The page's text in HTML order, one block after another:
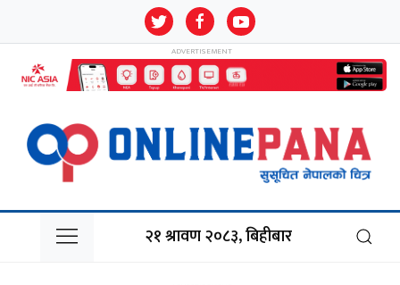
२१ श्रावण २०८३, बिहीबार